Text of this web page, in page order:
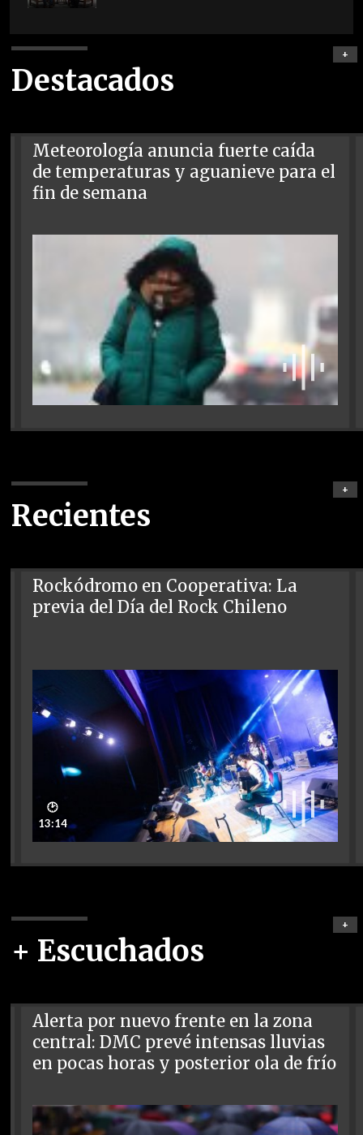
Destacados
+
Meteorología anuncia fuerte caída
de temperaturas y aguanieve para el
fin de semana
Recientes
+
Rockódromo en Cooperativa: La
previa del Día del Rock Chileno
🕑
13:14
+ Escuchados
+
Alerta por nuevo frente en la zona
central: DMC prevé intensas lluvias
en pocas horas y posterior ola de frío